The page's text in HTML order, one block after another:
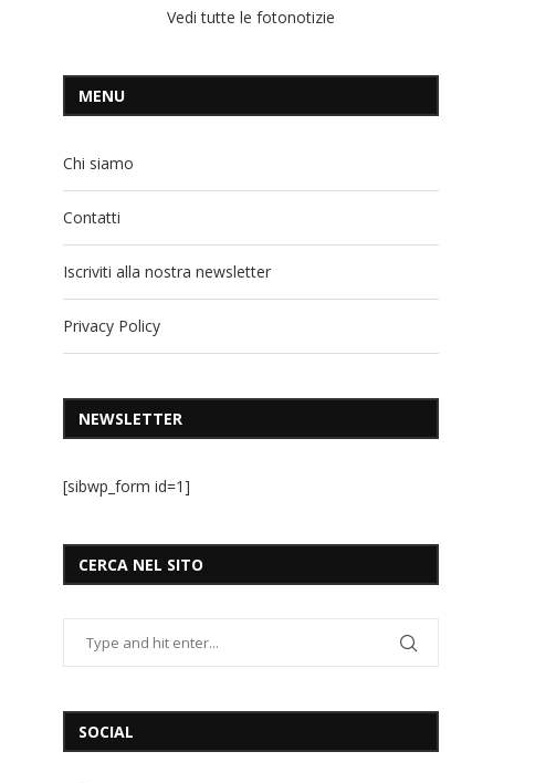
Vedi tutte le fotonotizie
MENU
Chi siamo
Contatti
Iscriviti alla nostra newsletter
Privacy Policy
NEWSLETTER
[sibwp_form id=1]
CERCA NEL SITO
SOCIAL